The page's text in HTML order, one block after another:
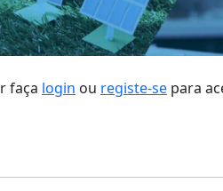
faça login ou registe-se para